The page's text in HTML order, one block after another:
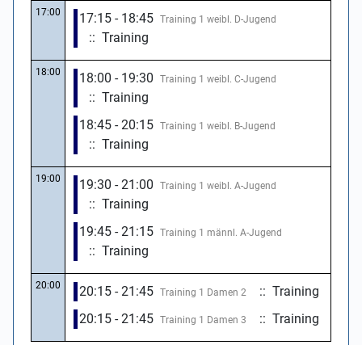
17:00 17:15 - 18:45 Training 1 weibl. D-Jugend
:: Training
18:00 18:00 - 19:30 Training 1 weibl. C-Jugend
:: Training
18:45 - 20:15 Training 1 weibl. B-Jugend
:: Training
19:00 19:30 - 21:00 Training 1 weibl. A-Jugend
:: Training
19:45 - 21:15 Training 1 männl. A-Jugend
:: Training
20:00 20:15 - 21:45 Training 1 Damen 2
:: Training
20:15 - 21:45 Training 1 Damen 3 :: Training